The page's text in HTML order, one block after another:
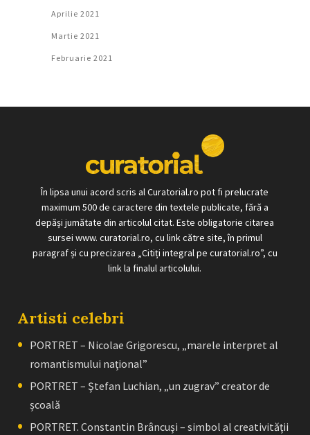
Aprilie 2021
Martie 2021
Februarie 2021
În lipsa unui acord scris al Curatorial.ro pot fi prelucrate
maximum 500 de caractere din textele publicate, fără a
depăși jumătate din articolul citat. Este obligatorie citarea
sursei www. curatorial.ro, cu link către site, în primul
paragraf și cu precizarea „Citiți integral pe curatorial.ro”, cu
link la finalul articolului.
Artisti celebri
PORTRET – Nicolae Grigorescu, „marele interpret al
romantismului naţional”
PORTRET – Ştefan Luchian, „un zugrav” creator de
școală
PORTRET. Constantin Brâncuşi – simbol al creativităţii